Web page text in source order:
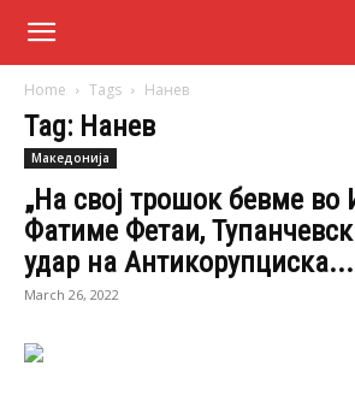
Home Tags Нанев
Tag: Нанев
Македонија
„На свој трошок бевме во
Фатиме Фетаи,
удар на Антикорупциска...
March 26, 2022